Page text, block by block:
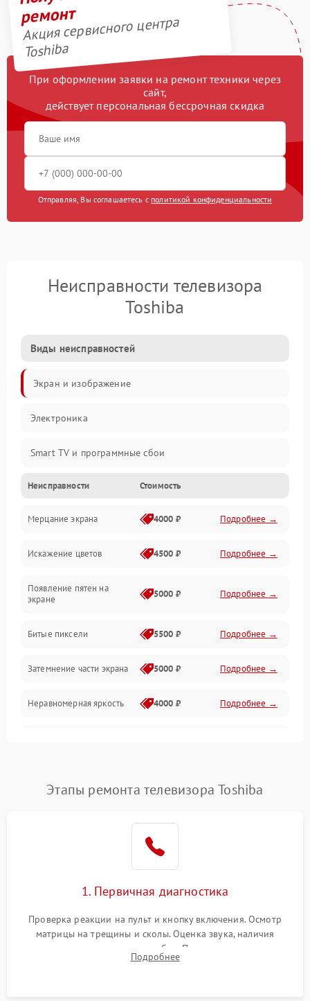
ремонт
Акция сервисного центра
Toshiba
При оформлении заявки на ремонт техники через
сайт,
действует персональная бессрочная скидка
Отправляя, Вы соглашаетесь с политикой конфиденциальности
Неисправности телевизора
Toshiba
Виды неисправностей
Экран и изображение
Электроника
Smart TV и программные сбои
Питание и запуск
Подсветка и LED-модули
Звук и аудиосистема
Сигнал и приём каналов
Механические повреждения
Программное обеспечение
Сеть и подключения
Неисправности Стоимость
Мерцание экрана 4000 ₽ Подробнее →
Искажение цветов 4500 ₽ Подробнее →
Появление пятен на
экране
5000 ₽ Подробнее →
Битые пиксели 5500 ₽ Подробнее →
Затемнение части экрана 5000 ₽ Подробнее →
Неравномерная яркость 4000 ₽ Подробнее →
Этапы ремонта телевизора Toshiba
1. Первичная диагностика
Проверка реакции на пульт и кнопку включения. Осмотр
матрицы на трещины и сколы. Оценка звука, наличия
подсветки и индикаторов ошибок. Подключение тестовых
источников сигнала для выявления симптомов поломки.
Подробнее